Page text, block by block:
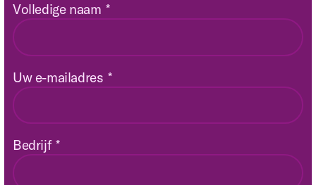
Volledige naam *
Uw e-mailadres *
Bedrijf *